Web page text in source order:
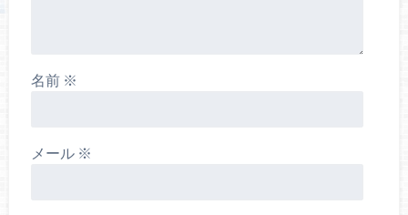
名前 ※
メール ※